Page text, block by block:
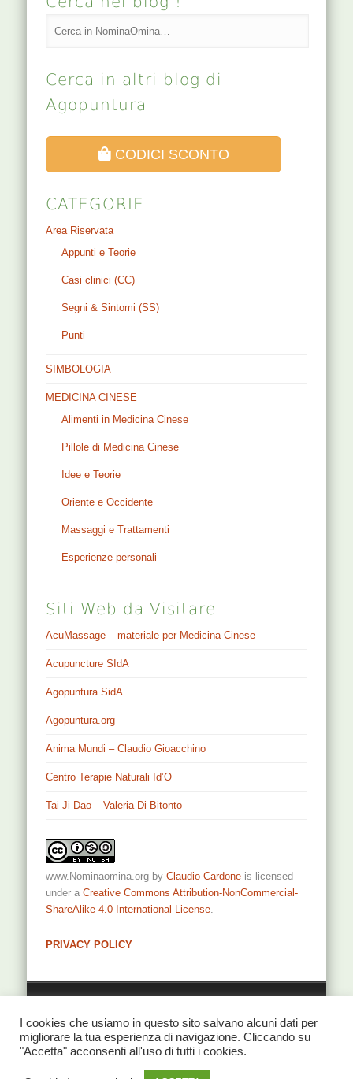
Cerca nel blog !
Cerca in altri blog di
Agopuntura
CODICI SCONTO
CATEGORIE
Appunti e Teorie
Casi clinici (CC)
Segni & Sintomi (SS)
Massaggi e Trattamenti
Esperienze personali
Siti Web da Visitare
AcuMassage – materiale per Medicina Cinese
Acupuncture SIdA
Agopuntura SidA
Agopuntura.org
Centro Terapie Naturali Id’O
www.Nominaomina.org by Claudio Cardone is licensed
under aCreative Commons Attribution-NonCommercial-
Privacy
I cookies che usiamo in questo sito salvano alcuni dati per
migliorare la tua esperienza di navigazione. Cliccando su
"Accetta" acconsenti all'uso di tutti i cookies.